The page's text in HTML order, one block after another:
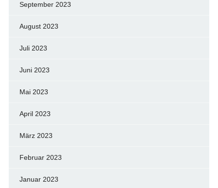
September 2023
August 2023
Juli 2023
Juni 2023
Mai 2023
April 2023
März 2023
Februar 2023
Januar 2023